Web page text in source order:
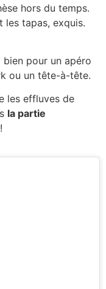
hors du temps.
les tapas, exquis.
pour un apéro
ou un tête-à-tête.
les effluves de
la partie